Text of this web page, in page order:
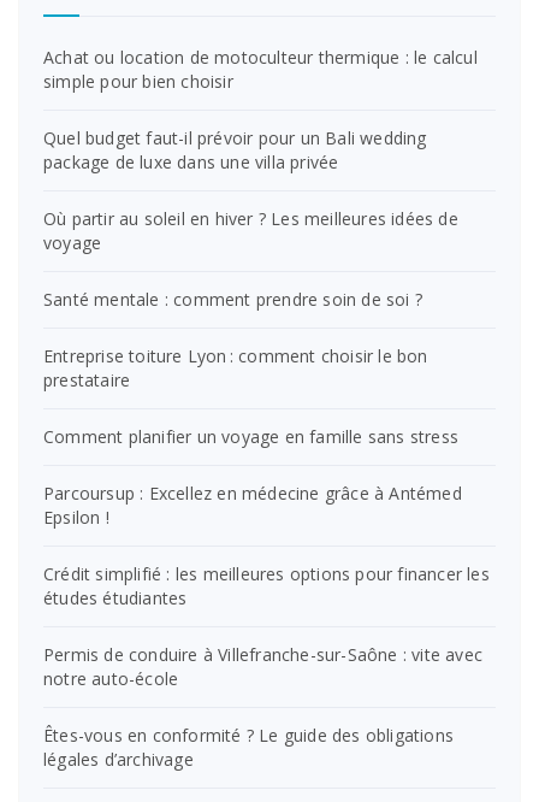
Achat ou location de motoculteur thermique : le calcul
simple pour bien choisir
Quel budget faut-il prévoir pour un Bali wedding
package de luxe dans une villa privée
Où partir au soleil en hiver ? Les meilleures idées de
voyage
Santé mentale : comment prendre soin de soi ?
Entreprise toiture Lyon : comment choisir le bon
prestataire
Comment planifier un voyage en famille sans stress
Parcoursup : Excellez en médecine grâce à Antémed
Epsilon !
Crédit simplifié : les meilleures options pour financer les
études étudiantes
Permis de conduire à Villefranche-sur-Saône : vite avec
notre auto-école
Êtes-vous en conformité ? Le guide des obligations
légales d’archivage